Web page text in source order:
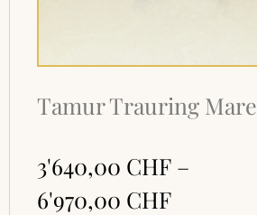
Tamur Trauring Mare
3'640,00 CHF –
6'970,00 CHF